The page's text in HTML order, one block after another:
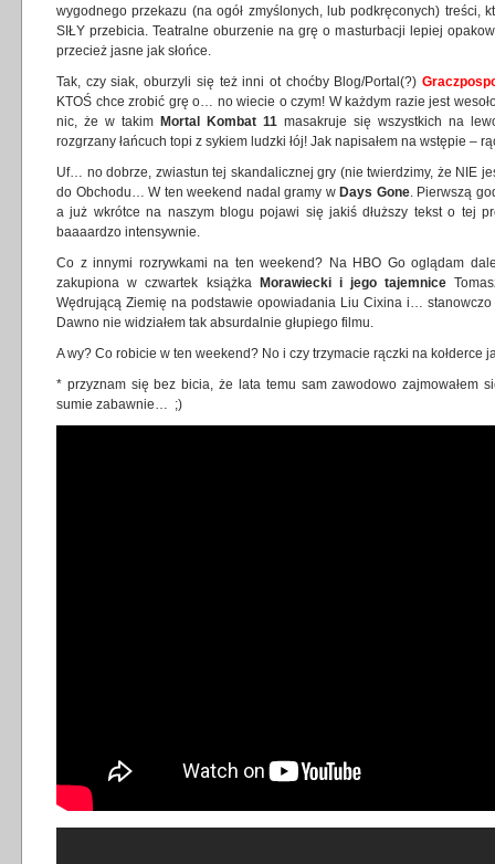
wygodnego przekazu (na ogół zmyślonych, lub podkręconych) treści,
SIŁY przebicia. Teatralne oburzenie na grę o masturbacji lepiej
przecież jasne jak słońce.
Tak, czy siak, oburzyli się też inni ot choćby Blog/Portal(?)
KTOŚ chce zrobić grę o… no wiecie o czym! W każdym razie jest
nic, że w takim Mortal Kombat 11 masakruje się wszystkich na
rozgrzany łańcuch topi z sykiem ludzki łój! Jak napisałem na wstępie –
Uf… no dobrze, zwiastun tej skandalicznej gry (nie twierdzimy, że NIE
do Obchodu… W ten weekend nadal gramy w Days Gone. Pierwszą
a już wkrótce na naszym blogu pojawi się jakiś dłuższy tekst o tej
baaaardzo intensywnie.
Co z innymi rozrywkami na ten weekend? Na HBO Go oglądam
zakupiona w czwartek książka
Morawiecki i jego tajemnice
Wędrującą Ziemię na podstawie opowiadania Liu Cixina i…
Dawno nie widziałem tak absurdalnie głupiego filmu.
A wy? Co robicie w ten weekend? No i czy trzymacie rączki na kołderce
* przyznam się bez bicia, że lata temu sam zawodowo zajmowałem
sumie zabawnie… ;)